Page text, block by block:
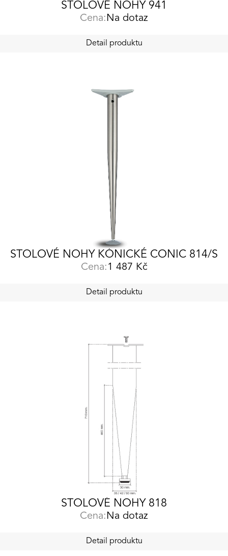
STOLOVÉ NOHY 941
Cena: Na dotaz
Detail produktu
STOLOVÉ NOHY KÓNICKÉ CONIC 814/S
Cena: 1 487 Kč
Detail produktu
STOLOVÉ NOHY 818
Cena: Na dotaz
Detail produktu